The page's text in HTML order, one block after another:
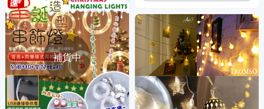
補貨中